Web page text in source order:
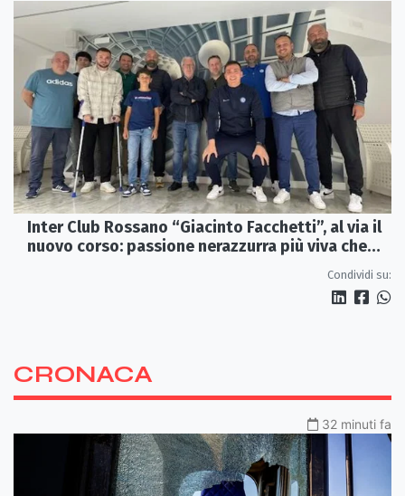
Inter Club Rossano “Giacinto Facchetti”, al via il
nuovo corso: passione nerazzurra più viva che
Condividi su:
CRONACA
32 minuti fa